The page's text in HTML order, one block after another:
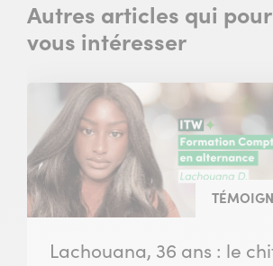
Autres articles qui
vous intéresser
Lachouana, 36 ans : le